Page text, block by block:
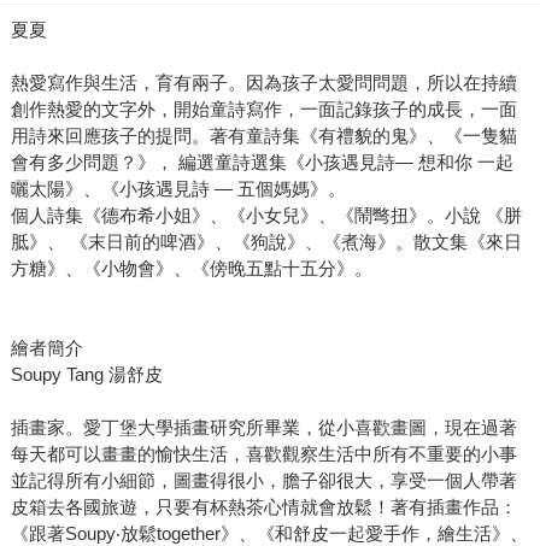
夏夏
熱愛寫作與生活，育有兩子。因為孩子太愛問問題，所以在持續
創作熱愛的文字外，開始童詩寫作，一面記錄孩子的成長，一面
用詩來回應孩子的提問。著有童詩集《有禮貌的鬼》、《一隻貓
會有多少問題？》， 編選童詩選集《小孩遇見詩— 想和你 一起
曬太陽》、《小孩遇見詩 — 五個媽媽》。
個人詩集《德布希小姐》、《小女兒》、《鬧彆扭》。小說 《胼
胝》、 《末日前的啤酒》、《狗說》、《煮海》。散文集《來日
方糖》、《小物會》、《傍晚五點十五分》。
繪者簡介
Soupy Tang 湯舒皮
插畫家。愛丁堡大學插畫研究所畢業，從小喜歡畫圖，現在過著
每天都可以畫畫的愉快生活，喜歡觀察生活中所有不重要的小事
並記得所有小細節，圖畫得很小，膽子卻很大，享受一個人帶著
皮箱去各國旅遊，只要有杯熱茶心情就會放鬆！著有插畫作品：
《跟著Soupy‧放鬆together》、《和舒皮一起愛手作，繪生活》、